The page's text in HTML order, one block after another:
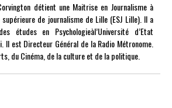
détient une Maitrise en Journalisme à
supérieure de journalisme de Lille (ESJ Lille). Il a
études en Psychologieàl’Université d’Etat
Il est Directeur Général de la Radio Métronome.
du Cinéma, de la culture et de la politique.